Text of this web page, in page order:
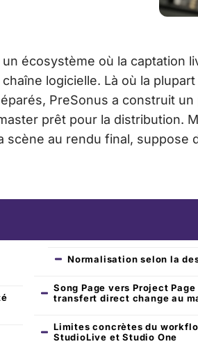
écosystème où la captation
logicielle. Là où la plupart
PreSonus a construit un
prêt pour la distribution.
au rendu final, suppose
Normalisation selon la
Song Page vers Project
transfert direct change au
Limites concrètes du
StudioLive et Studio One